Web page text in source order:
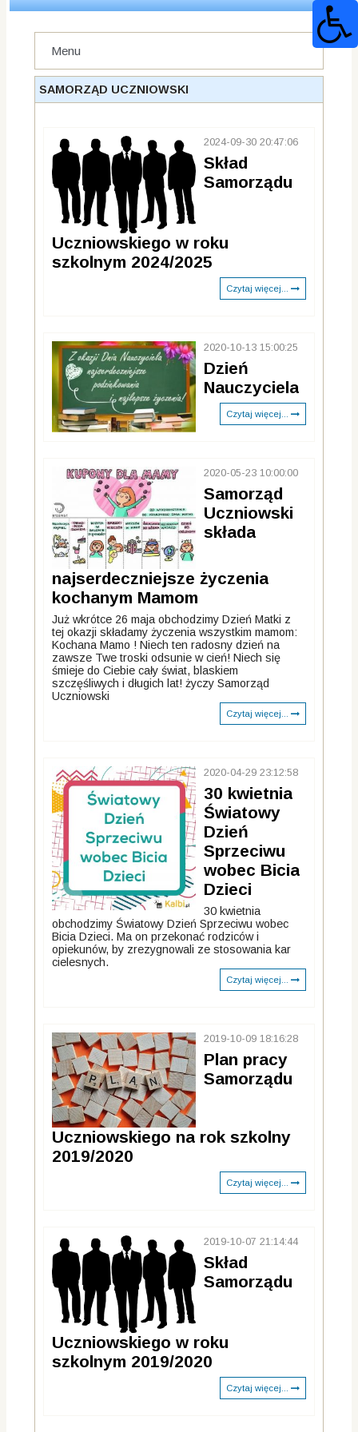
Menu
SAMORZĄD UCZNIOWSKI
2024-09-30 20:47:06
Skład
Samorządu
Uczniowskiego w roku
szkolnym 2024/2025
Czytaj więcej...
2020-10-13 15:00:25
Dzień
Nauczyciela
Czytaj więcej...
2020-05-23 10:00:00
Samorząd
Uczniowski
składa
najserdeczniejsze życzenia
kochanym Mamom
Już wkrótce 26 maja obchodzimy Dzień Matki z
tej okazji składamy życzenia wszystkim mamom:
Kochana Mamo ! Niech ten radosny dzień na
zawsze Twe troski odsunie w cień! Niech się
śmieje do Ciebie cały świat, blaskiem
szczęśliwych i długich lat! życzy Samorząd
Uczniowski
Czytaj więcej...
2020-04-29 23:12:58
30 kwietnia
Światowy
Dzień
Sprzeciwu
wobec Bicia
Dzieci
30 kwietnia
obchodzimy Światowy Dzień Sprzeciwu wobec
Bicia Dzieci. Ma on przekonać rodziców i
opiekunów, by zrezygnowali ze stosowania kar
cielesnych.
Czytaj więcej...
2019-10-09 18:16:28
Plan pracy
Samorządu
Uczniowskiego na rok szkolny
2019/2020
Czytaj więcej...
2019-10-07 21:14:44
Skład
Samorządu
Uczniowskiego w roku
szkolnym 2019/2020
Czytaj więcej...